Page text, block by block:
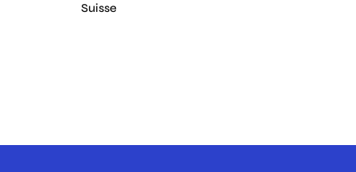
Suisse